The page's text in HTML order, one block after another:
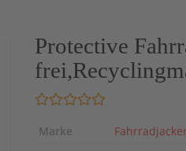
Protective
Marke